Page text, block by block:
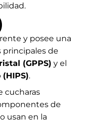
y posee una
principales de
(GPPS) y el
.
cucharas
de
usan en la